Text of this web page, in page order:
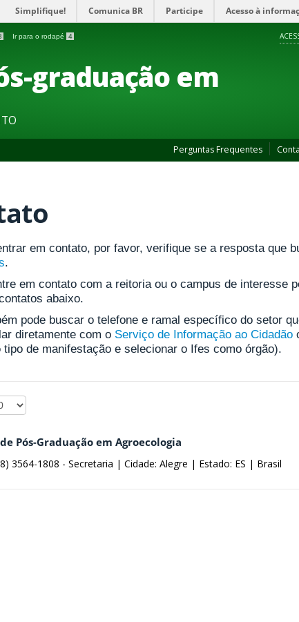
Simplifique! Comunica BR Participe Acesso à
Ir para o rodapé 4
graduação em
Perguntas Frequentes
em contato, por favor, verifique se a resposta que
.
em contato com a reitoria ou o campus de interesse
abaixo.
pode buscar o telefone e ramal específico do setor
diretamente com o Serviço de Informação ao Cidadão
tipo de manifestação e selecionar o Ifes como órgão).
Pós-Graduação em Agroecologia
3564-1808 - Secretaria | Cidade: Alegre | Estado: ES | Brasil